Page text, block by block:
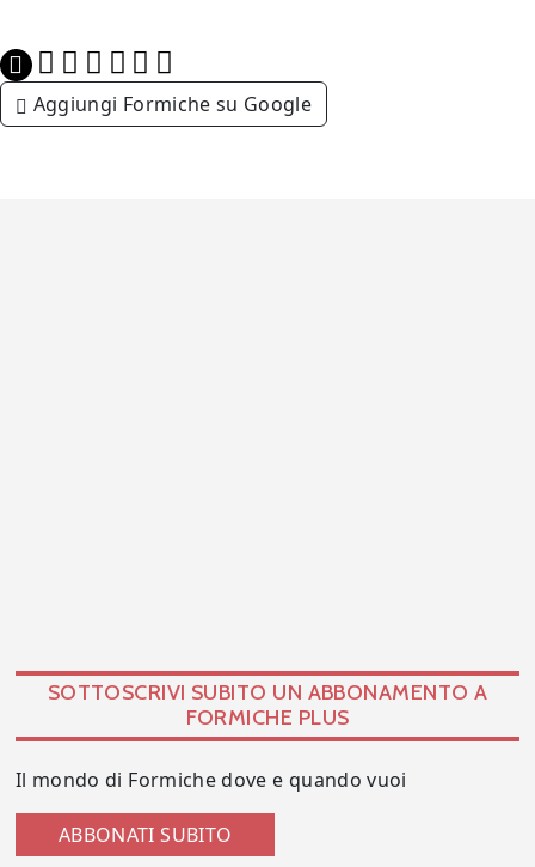
Aggiungi Formiche su Google
SOTTOSCRIVI SUBITO UN ABBONAMENTO A
FORMICHE PLUS
Il mondo di Formiche dove e quando vuoi
ABBONATI SUBITO